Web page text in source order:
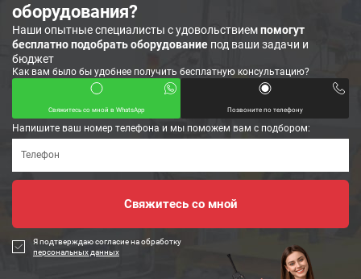
оборудования?
Наши опытные специалисты с удовольствиемпомогут
бесплатно подобрать оборудование под ваши задачи и
бюджет
Как вам было бы удобнее получить бесплатную консультацию?
Свяжитесь со мной в WhatsApp Позвоните по телефону
Напишите ваш номер телефона и мы поможем вам с подбором:
Я подтверждаю согласие на обработку
персональных данных